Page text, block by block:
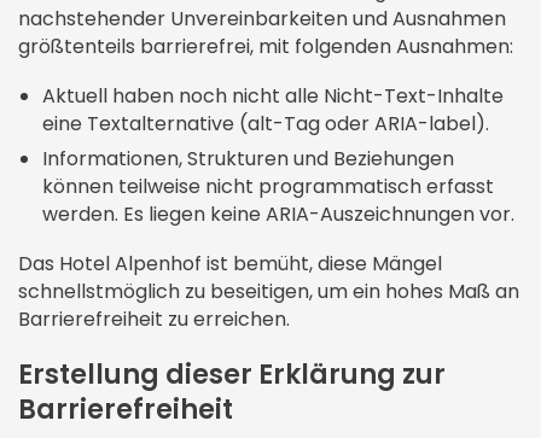
nachstehender Unvereinbarkeiten und Ausnahmen
größtenteils barrierefrei, mit folgenden Ausnahmen:
Aktuell haben noch nicht alle Nicht-Text-Inhalte
eine Textalternative (alt-Tag oder ARIA-label).
Informationen, Strukturen und Beziehungen
können teilweise nicht programmatisch erfasst
werden. Es liegen keine ARIA-Auszeichnungen vor.
Das Hotel Alpenhof ist bemüht, diese Mängel
schnellstmöglich zu beseitigen, um ein hohes Maß an
Barrierefreiheit zu erreichen.
Erstellung dieser Erklärung zur
Barrierefreiheit